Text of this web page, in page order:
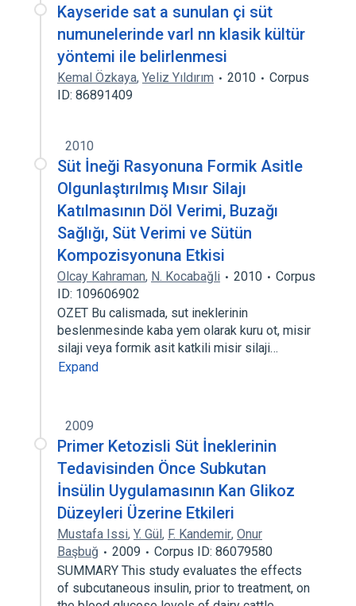
Kayseride sat a sunulan çi süt
numunelerinde varl nn klasik kültür
yöntemi ile belirlenmesi
Kemal Özkaya, Yeliz Yıldırım 2010
Corpus
ID: 86891409
2010
Süt İneği Rasyonuna Formik Asitle
Olgunlaştırılmış Mısır Silajı
Katılmasının Döl Verimi, Buzağı
Sağlığı, Süt Verimi ve Sütün
Kompozisyonuna Etkisi
Olcay Kahraman, N. Kocabağli 2010
Corpus
ID: 109606902
OZET Bu calismada, sut ineklerinin
beslenmesinde kaba yem olarak kuru ot, misir
silaji veya formik asit katkili misir silaji…
Expand
2009
Primer Ketozisli Süt İneklerinin
Tedavisinden Önce Subkutan
İnsülin Uygulamasının Kan Glikoz
Düzeyleri Üzerine Etkileri
Mustafa Issi, Y. Gül, F. Kandemir, Onur
Başbuğ
2009
Corpus ID: 86079580
SUMMARY This study evaluates the effects
of subcutaneous insulin, prior to treatment, on